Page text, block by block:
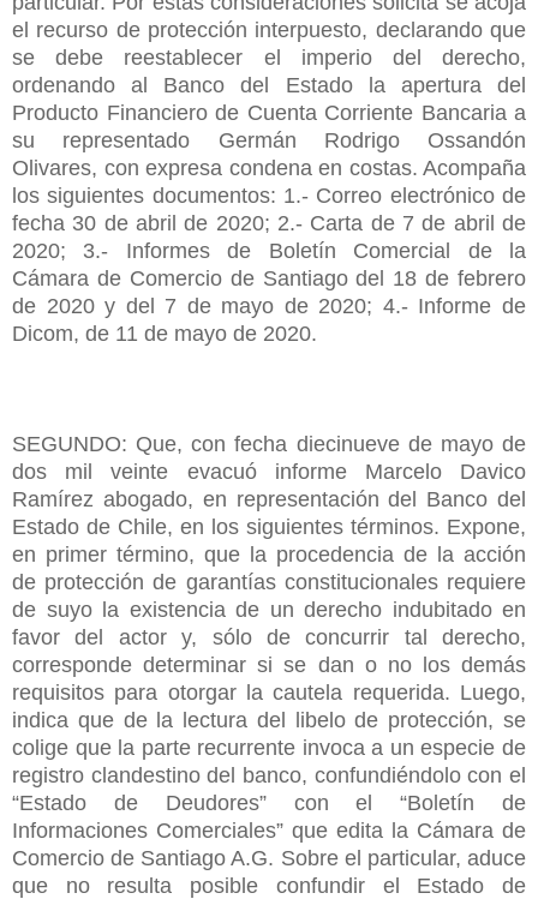
el recurso de protección interpuesto, declarando que
se debe reestablecer el imperio del derecho,
ordenando al Banco del Estado la apertura del
Producto Financiero de Cuenta Corriente Bancaria a
su representado Germán Rodrigo Ossandón
Olivares, con expresa condena en costas. Acompaña
los siguientes documentos: 1.- Correo electrónico de
fecha 30 de abril de 2020; 2.- Carta de 7 de abril de
2020; 3.- Informes de Boletín Comercial de la
Cámara de Comercio de Santiago del 18 de febrero
de 2020 y del 7 de mayo de 2020; 4.- Informe de
Dicom, de 11 de mayo de 2020.
SEGUNDO: Que, con fecha diecinueve de mayo de
dos mil veinte evacuó informe Marcelo Davico
Ramírez abogado, en representación del Banco del
Estado de Chile, en los siguientes términos. Expone,
en primer término, que la procedencia de la acción
de protección de garantías constitucionales requiere
de suyo la existencia de un derecho indubitado en
favor del actor y, sólo de concurrir tal derecho,
corresponde determinar si se dan o no los demás
requisitos para otorgar la cautela requerida. Luego,
indica que de la lectura del libelo de protección, se
colige que la parte recurrente invoca a un especie de
registro clandestino del banco, confundiéndolo con el
“Estado de Deudores” con el “Boletín de
Informaciones Comerciales” que edita la Cámara de
Comercio de Santiago A.G. Sobre el particular, aduce
que no resulta posible confundir el Estado de